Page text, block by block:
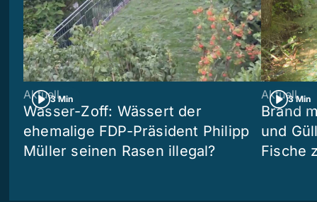
3 Min
Aktuell
Wasser-Zoff: Wässert der
ehemalige FDP-Präsident Philipp
Müller seinen Rasen illegal?
3 Min
Aktuell
Brand
und
Fische